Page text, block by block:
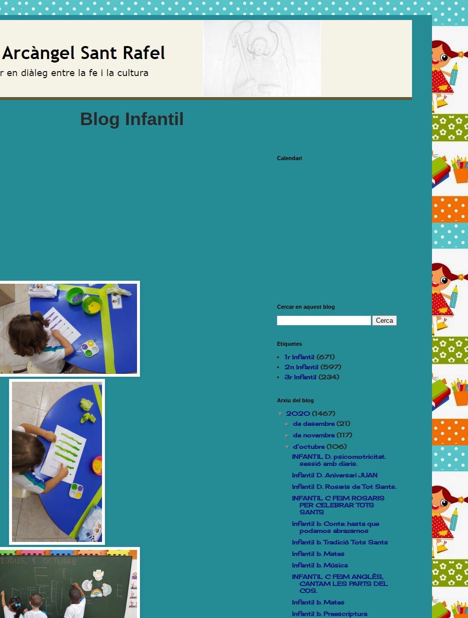
Blog Infantil
Calendari
Cercar en aquest blog
Etiquetes
1r Infantil (671)
2n Infantil (597)
3r Infantil (234)
Arxiu del blog
▼ 2020 (1467)
►de desembre(21)
►de novembre(117)
▼d’octubre(106)
INFANTIL D. psicomotricitat.
sessió amb diaris.
Infantil D. Aniversari JUAN
Infantil D. Rosaris de Tot Sants.
INFANTIL C FEIM ROSARIS
PER CELEBRAR TOTS
SANTS
Infantil b. Conte: hasta que
podamos abrazarnos
Infantil b. Tradició Tots Sants
Infantil b. Mates
Infantil b. Música
INFANTIL C FEIM ANGLÈS,
CANTAM LES PARTS DEL
COS.
Infantil b. Mates
Infantil b. Preescriptura